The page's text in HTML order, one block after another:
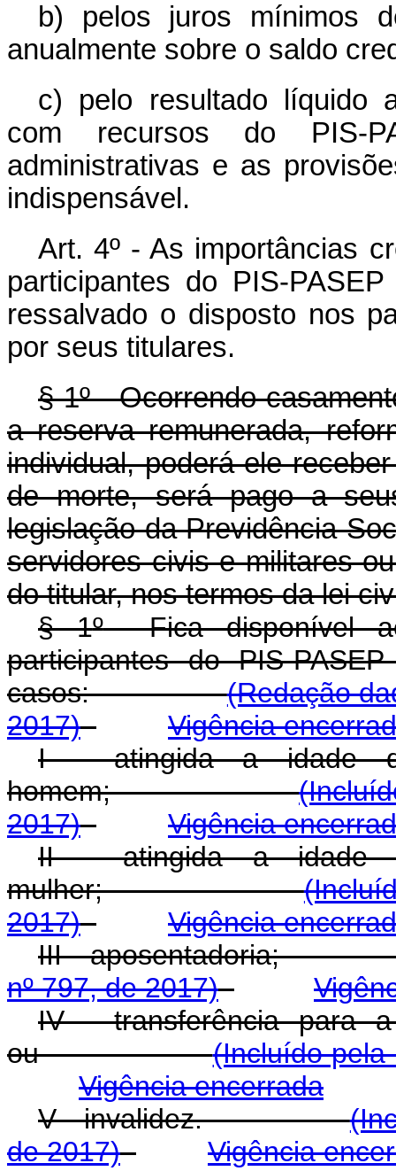
b) pelos juros mínimos
anualmente sobre o saldo
c) pelo resultado líquido
com recursos do PIS-
administrativas e as
indispensável.
Art. 4º - As importâncias
participantes do PIS-
ressalvado o disposto nos
por seus titulares.
§ 1º - Ocorrendo
a reserva remunerada,
individual, poderá ele
de morte, será pago a
legislação da Previdência
servidores civis e militares
do titular, nos termos da lei
§ 1ºFica disponível
participantes do PIS-
casos:(Redação
2017)
Vigência
I - atingida a idade
homem;
2017)
Vigência
II - atingida a idade
mulher;
2017)
Vigência
III -
nº 797, de 2017)
IV - transferência para
ou(Incluído pela
Vigência encerrada
V - invalidez.
de 2017)
Vigência